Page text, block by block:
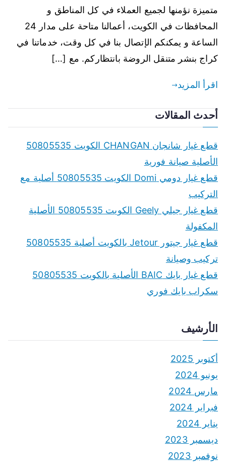
متميزة نؤمنها لجميع العملاء في كل المناطق و
المحافظات في الكويت، أعمالنا متاحة على مدار 24
الساعة و يمكنكم الإتصال بنا في كل وقت، خدماتنا في
كراج بنشر متنقل الروضة بانتظاركم. مع […]
اقرأ المزيد
أحدث المقالات
قطع غيار شانجان CHANGAN الكويت 50805535
الأصلية صيانة فورية
قطع غيار دومي Domi الكويت 50805535 أصلية مع
التركيب
قطع غيار جيلي Geely الكويت 50805535 الأصلية
المكفولة
قطع غيار جيتور Jetour بالكويت أصلية 50805535
تركيب وصيانة
قطع غيار بايك BAIC الأصلية بالكويت 50805535
سكراب بايك فوري
الأرشيف
أكتوبر 2025
يونيو 2024
مارس 2024
فبراير 2024
يناير 2024
ديسمبر 2023
نوفمبر 2023